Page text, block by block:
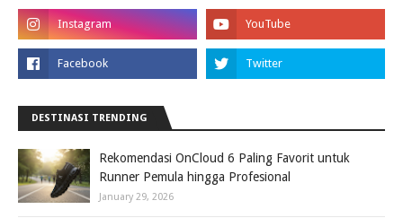
DESTINASI TRENDING
Rekomendasi OnCloud 6 Paling Favorit untuk
Runner Pemula hingga Profesional
January 29, 2026